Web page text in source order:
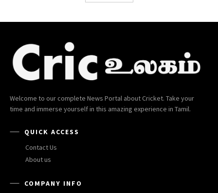
Welcome to our complete News Portal about Cricket. Take your
time and immerse yourself in this amazing experience in Tamil.
QUICK ACCESS
Contact Us
About us
COMPANY INFO